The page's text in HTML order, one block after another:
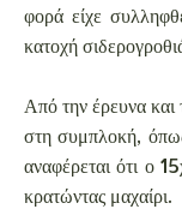
φορά είχε
κατοχή
Από την έρευνα και
στη συμπλοκή,
αναφέρεται ότι ο
κρατώντας μαχαίρι.